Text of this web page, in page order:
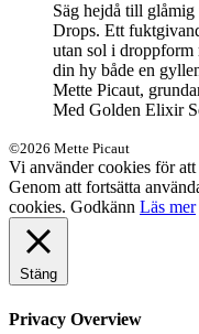
Säg hejdå till
Drops. Ett
utan sol i droppform
din hy både en
Mette Picaut,
Med Golden Elixir
©2026 Mette Picaut
Vi använder cookies för
Genom att fortsätta
cookies. Godkänn Läs mer
Stäng
Privacy Overview